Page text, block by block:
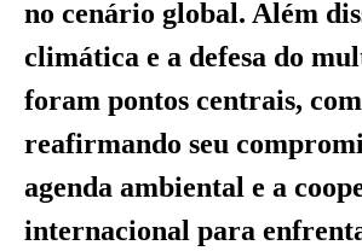
no cenário global. Além
climática e a defesa do
foram pontos centrais,
reafirmando seu
agenda ambiental e a
internacional para